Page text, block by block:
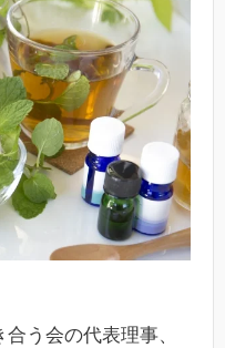
う会の代表理事、